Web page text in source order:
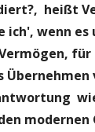
heißt
ich', wenn
für
modernen